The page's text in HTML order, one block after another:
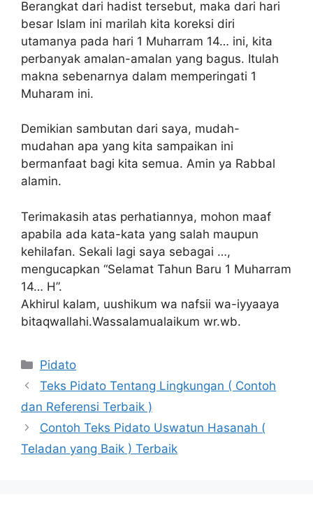
Berangkat dari hadist tersebut, maka dari hari
besar Islam ini marilah kita koreksi diri
utamanya pada hari 1 Muharram 14… ini, kita
perbanyak amalan-amalan yang bagus. Itulah
makna sebenarnya dalam memperingati 1
Muharam ini.
Demikian sambutan dari saya, mudah-
mudahan apa yang kita sampaikan ini
bermanfaat bagi kita semua. Amin ya Rabbal
alamin.
Terimakasih atas perhatiannya, mohon maaf
apabila ada kata-kata yang salah maupun
kehilafan. Sekali lagi saya sebagai …,
mengucapkan “Selamat Tahun Baru 1 Muharram
14… H”.
Akhirul kalam, uushikum wa nafsii wa-iyyaaya
bitaqwallahi.Wassalamualaikum wr.wb.
Kategori
Pidato
Teks Pidato Tentang Lingkungan ( Contoh
dan Referensi Terbaik )
Contoh Teks Pidato Uswatun Hasanah (
Teladan yang Baik ) Terbaik